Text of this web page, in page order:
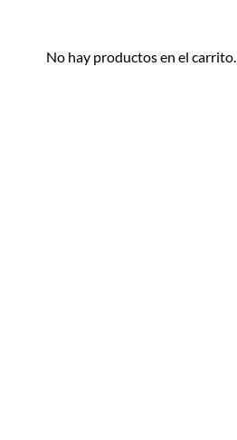
No hay productos en el carrito.